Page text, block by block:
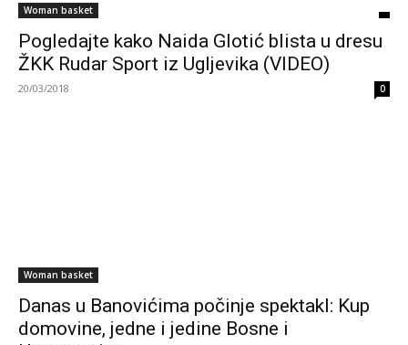
Woman basket
Pogledajte kako Naida Glotić blista u dresu
ŽKK Rudar Sport iz Ugljevika (VIDEO)
20/03/2018 0
Woman basket
Danas u Banovićima počinje spektakl: Kup
domovine, jedne i jedine Bosne i